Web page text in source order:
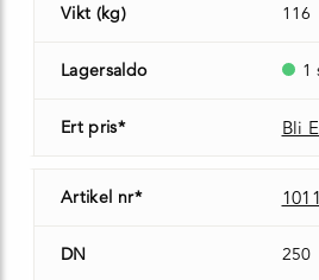
Vikt (kg) 116
Lagersaldo 1
Ert pris* Bli
Artikel nr*
DN 250